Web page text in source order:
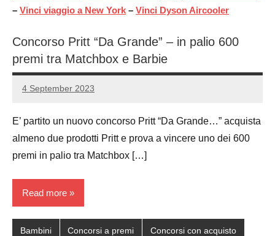
– Vinci viaggio a New York – Vinci Dyson Aircooler
Concorso Pritt “Da Grande” – in palio 600
premi tra Matchbox e Barbie
4 September 2023
Luca
No
E’ partito un nuovo concorso Pritt “Da Grande…” acquista
almeno due prodotti Pritt e prova a vincere uno dei 600
premi in palio tra Matchbox […]
Read more
Bambini Concorsi a premi Concorsi con acquisto